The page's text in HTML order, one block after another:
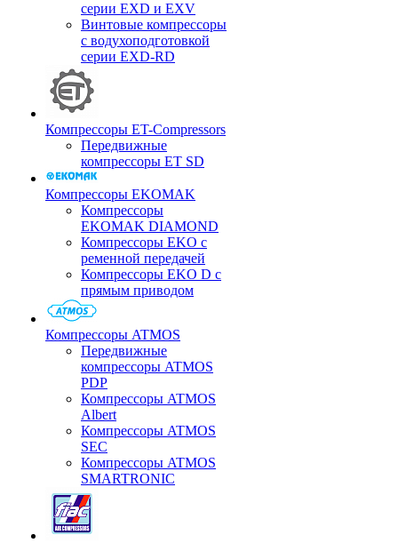
серии EXD и EXV
Винтовые компрессоры
с водухоподготовкой
серии EXD-RD
Компрессоры ET-Compressors
Передвижные
компрессоры ET SD
Компрессоры EKOMAK
Компрессоры
EKOMAK DIAMOND
Компрессоры EKO c
ременной передачей
Компрессоры EKO D с
прямым приводом
Компрессоры ATMOS
Передвижные
компрессоры ATMOS
PDP
Компрессоры ATMOS
Albert
Компрессоры ATMOS
SEC
Компрессоры ATMOS
SMARTRONIC